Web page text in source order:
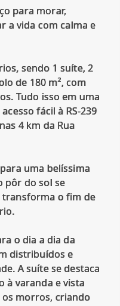
para morar,
a vida com calma e
sendo 1 suíte, 2
de 180 m², com
Tudo isso em uma
fácil à RS-239
4 km da Rua
uma belíssima
pôr do sol se
transforma o fim de
o dia a dia da
distribuídos e
A suíte se destaca
à varanda e vista
morros, criando